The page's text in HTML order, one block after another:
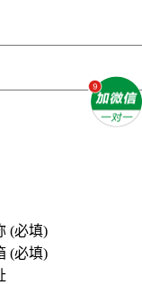
(必填)
(必填)